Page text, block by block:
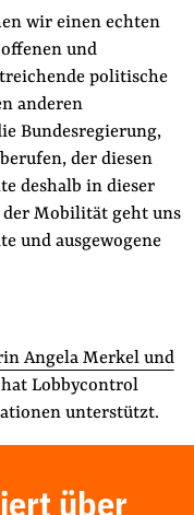
wir einen echten
und
politische
anderen
Bundesregierung,
der diesen
deshalb in dieser
Mobilität geht uns
und ausgewogene
Angela Merkel und
Lobbycontrol
unterstützt.
über